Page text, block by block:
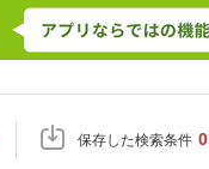
保存した検索条件 0